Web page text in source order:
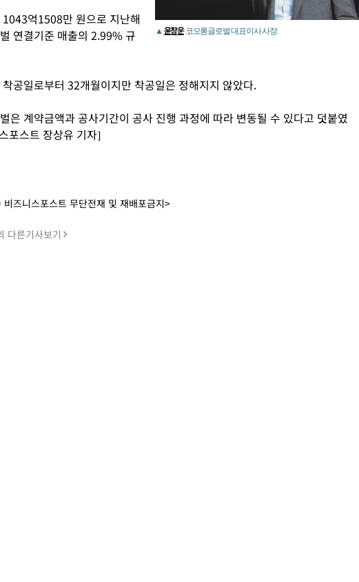
▲ 윤창운코오롱글로벌 대표이사 사장.
억1508만 원으로 지난해
연결기준 매출의 2.99% 규
공일로부터 32개월이지만 착공일은 정해지지 않았다.
은 계약금액과 공사기간이 공사 진행 과정에 따라 변동될 수 있다고 덧붙였
포스트 장상유 기자]
즈니스포스트 무단전재 및 재배포금지>
다른기사보기